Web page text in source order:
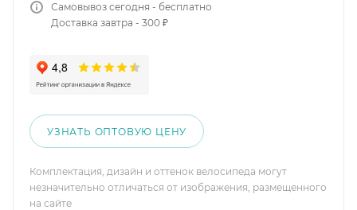
Самовывоз сегодня - бесплатно
Доставка завтра - 300 ₽
УЗНАТЬ ОПТОВУЮ ЦЕНУ
Комплектация, дизайн и оттенок велосипеда могут
незначительно отличаться от изображения, размещенного
на сайте